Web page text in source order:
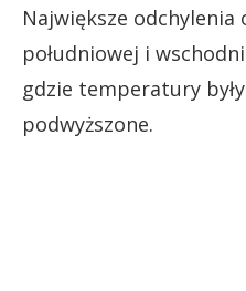
Największe odchylenia
południowej i
gdzie temperatury
podwyższone.